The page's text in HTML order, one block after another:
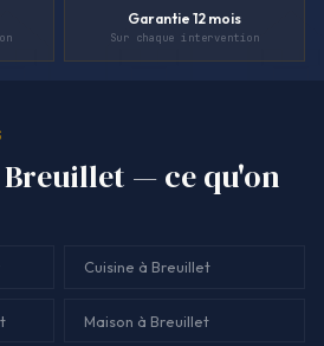
Garantie 12 mois
Sur chaque intervention
— ce qu'on
Cuisine à Breuillet
Maison à Breuillet